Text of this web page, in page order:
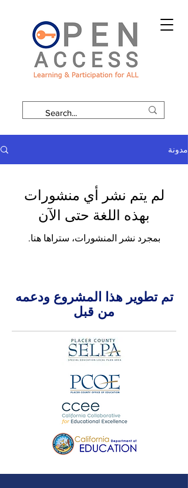
مدونة
لم يتم نشر أي منشورات
بهذه اللغة حتى الآن
بمجرد نشر المنشورات، ستراها هنا.
تم تطوير هذا المشروع ودعمه
من قبل